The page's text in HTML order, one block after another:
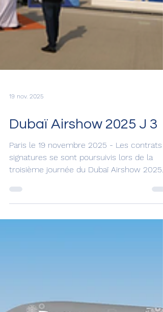
19 nov. 2025
Dubaï Airshow 2025 J 3
Paris le 19 novembre 2025 - Les contrats
troisième journée du Dubaï Airshow 2025.
Gate7 a résumé pour vous les principales
signatures et commandes. Dubaï Airshow
première compagnie aérienne pr